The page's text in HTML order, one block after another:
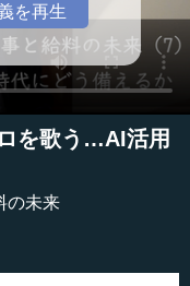
を再生
を歌う…AI活用
の未来